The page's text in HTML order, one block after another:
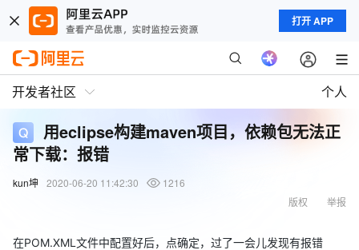
打开 APP
开发者社区 个人
用eclipse构建maven项目，依赖包无法正
常下载：报错
kun坤 2020-06-20 11:42:30
1216
举报
版权
在POM.XML文件中配置好后，点确定，过了一会儿发现有报错